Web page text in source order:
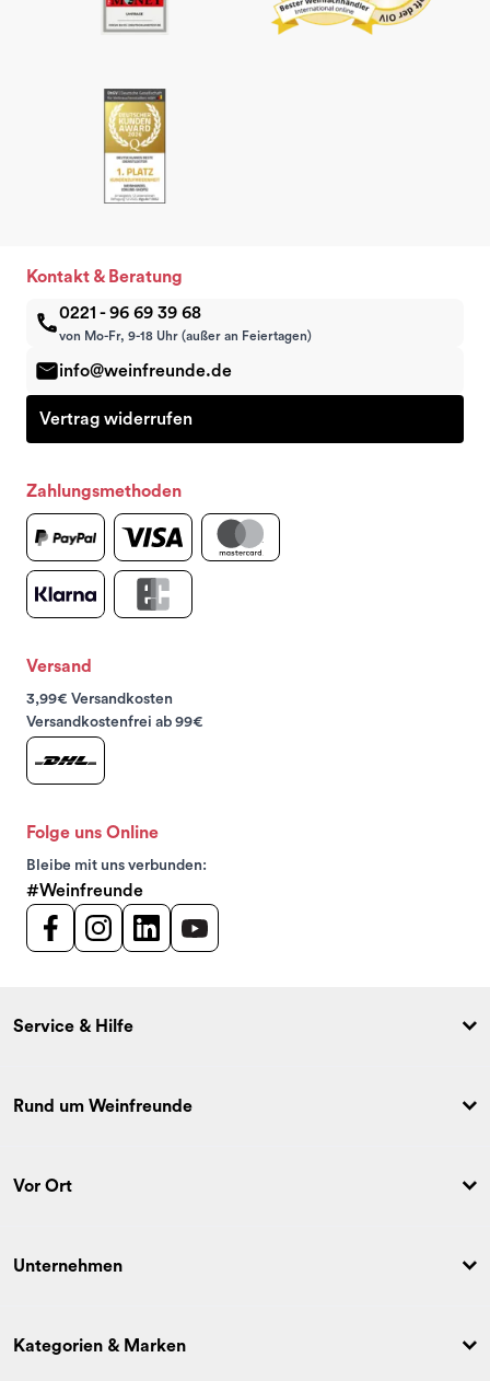
Kontakt & Beratung
0221 - 96 69 39 68
von Mo-Fr, 9-18 Uhr (außer an Feiertagen)
info@weinfreunde.de
Vertrag widerrufen
Zahlungsmethoden
Versand
3,99€ Versandkosten
Versandkostenfrei ab 99€
Folge uns Online
Bleibe mit uns verbunden:
#Weinfreunde
Service & Hilfe
Rund um Weinfreunde
Vor Ort
Unternehmen
Kategorien & Marken